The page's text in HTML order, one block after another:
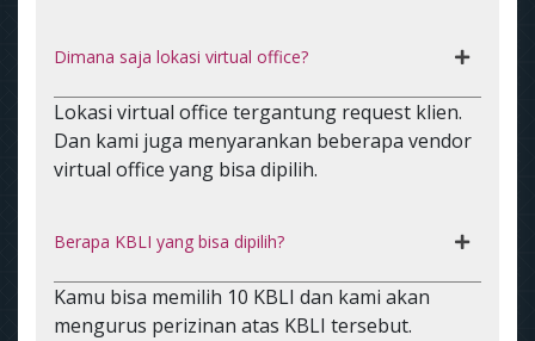
Dimana saja lokasi virtual office?
Lokasi virtual office tergantung request klien.
Dan kami juga menyarankan beberapa vendor
virtual office yang bisa dipilih.
Berapa KBLI yang bisa dipilih?
Kamu bisa memilih 10 KBLI dan kami akan
mengurus perizinan atas KBLI tersebut.